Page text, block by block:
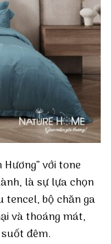
với tone
là sự lựa chọn
tencel, bộ chăn ga
và thoáng mát,
đêm.